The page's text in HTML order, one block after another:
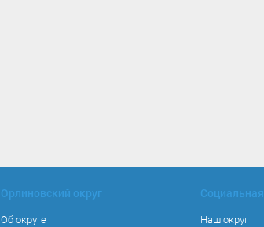
Орлиновский округ
Об округе
Наш округ